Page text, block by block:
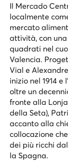
Il Mercado
localmente
mercato
attività, con
quadrati nel
Valencia.
Vial e
inizio nel 1914
oltre un
fronte alla
della Seta),
accanto alla
collocazione
dei più ricchi
la Spagna.